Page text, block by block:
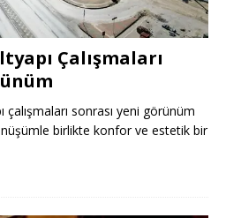
Çalışmaları
çalışmaları sonrası yeni görünüm
birlikte konfor ve estetik bir